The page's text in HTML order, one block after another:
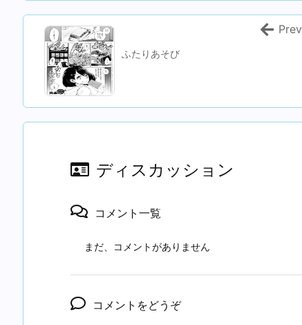
ふたりあそび
Prev
ディスカッション
コメント一覧
まだ、コメントがありません
コメントをどうぞ